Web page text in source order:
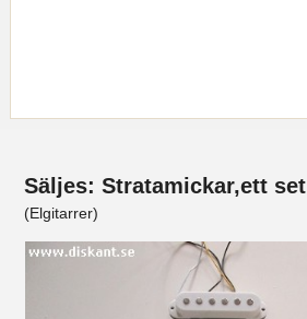
Säljes: Stratamickar,ett set
(Elgitarrer)